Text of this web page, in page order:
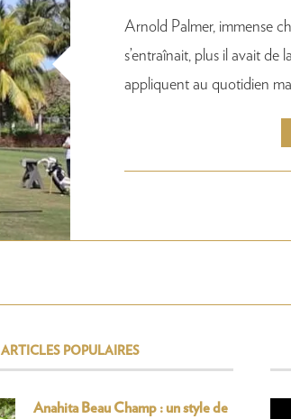
Arnold Palmer, immense
s’entraînait, plus il avait de
appliquent au quotidien
ARTICLES POPULAIRES
Anahita Beau Champ : un style de